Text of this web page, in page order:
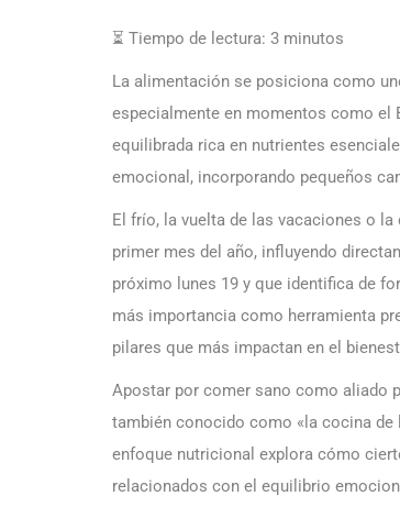
⏳ Tiempo de lectura: 3 minutos
La alimentación se posiciona como
especialmente en momentos como el
equilibrada rica en nutrientes
emocional, incorporando pequeños
El frío, la vuelta de las vacaciones o
primer mes del año, influyendo
próximo lunes 19 y que identifica de
más importancia como herramienta
pilares que más impactan en el
Apostar por comer sano como aliado
también conocido como «la cocina
enfoque nutricional explora cómo
relacionados con el equilibrio